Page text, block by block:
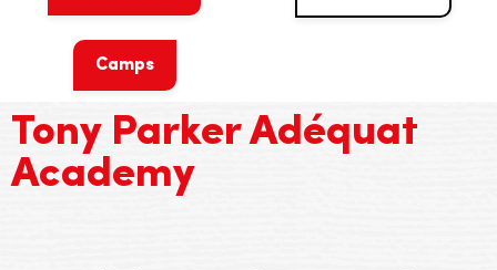
Camps
Tony Parker Adéquat
Academy